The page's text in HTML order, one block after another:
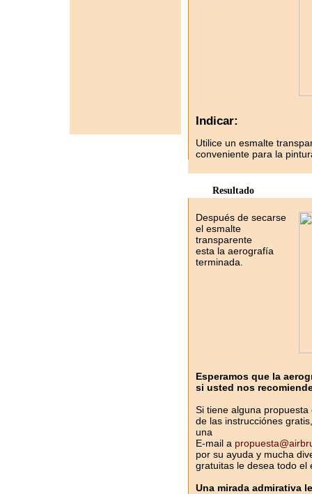
Indicar:
Utilice un esmalte
conveniente para la
Resultado
Después de secarse
el esmalte
transparente
esta la aerografía
terminada.
Esperamos que la
si usted nos
Si tiene alguna
de las instrucciónes
una
E-mail a
por su ayuda y mucha
gratuitas le desea todo el
Una mirada admirativa